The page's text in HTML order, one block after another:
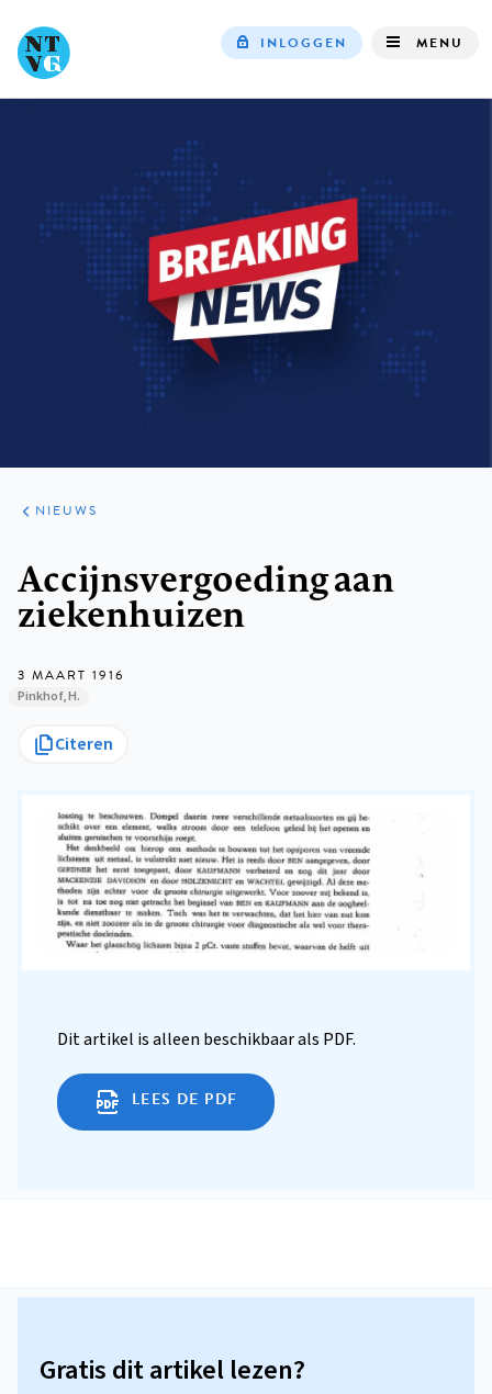
INLOGGEN MENU
ARTIKELEN
HET
KORT
NIEUWS
Accijnsvergoeding aan
ziekenhuizen
3 MAART 1916
Pinkhof, H.
Citeren
Dit artikel is alleen beschikbaar als PDF.
LEES DE PDF
Gratis dit artikel lezen?